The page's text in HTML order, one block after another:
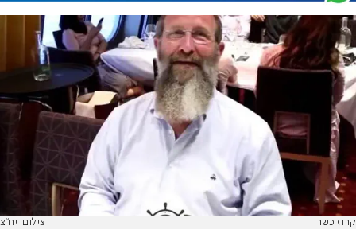
קרוז כשר צילום: יח"צ